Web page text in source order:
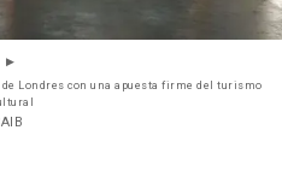
Londres con una apuesta firme del turismo